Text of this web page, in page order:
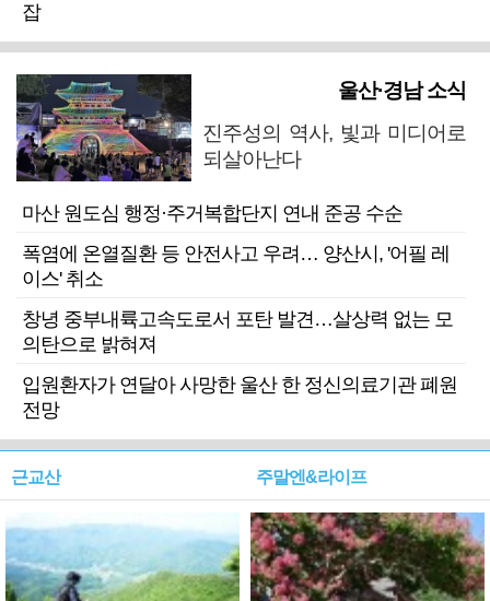
잡
울산·경남 소식
진주성의 역사, 빛과 미디어로
되살아난다
마산 원도심 행정·주거복합단지 연내 준공 수순
폭염에 온열질환 등 안전사고 우려… 양산시, '어필 레
이스' 취소
창녕 중부내륙고속도로서 포탄 발견…살상력 없는 모
의탄으로 밝혀져
입원환자가 연달아 사망한 울산 한 정신의료기관 폐원
전망
근교산 주말엔&라이프